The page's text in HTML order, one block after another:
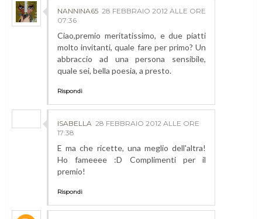
NANNINA65 28 FEBBRAIO 2012 ALLE ORE
07:36
Ciao,premio meritatissimo, e due piatti
molto invitanti, quale fare per primo? Un
abbraccio ad una persona sensibile,
quale sei, bella poesia, a presto.
Rispondi
ISABELLA 28 FEBBRAIO 2012 ALLE ORE
17:38
E ma che ricette, una meglio dell'altra!
Ho fameeee :D Complimenti per il
premio!
Rispondi